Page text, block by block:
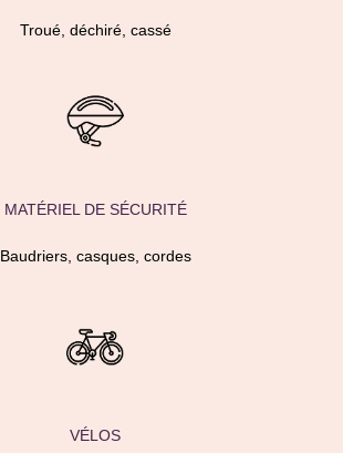
Troué, déchiré, cassé
MATÉRIEL DE SÉCURITÉ
Baudriers, casques, cordes
VÉLOS